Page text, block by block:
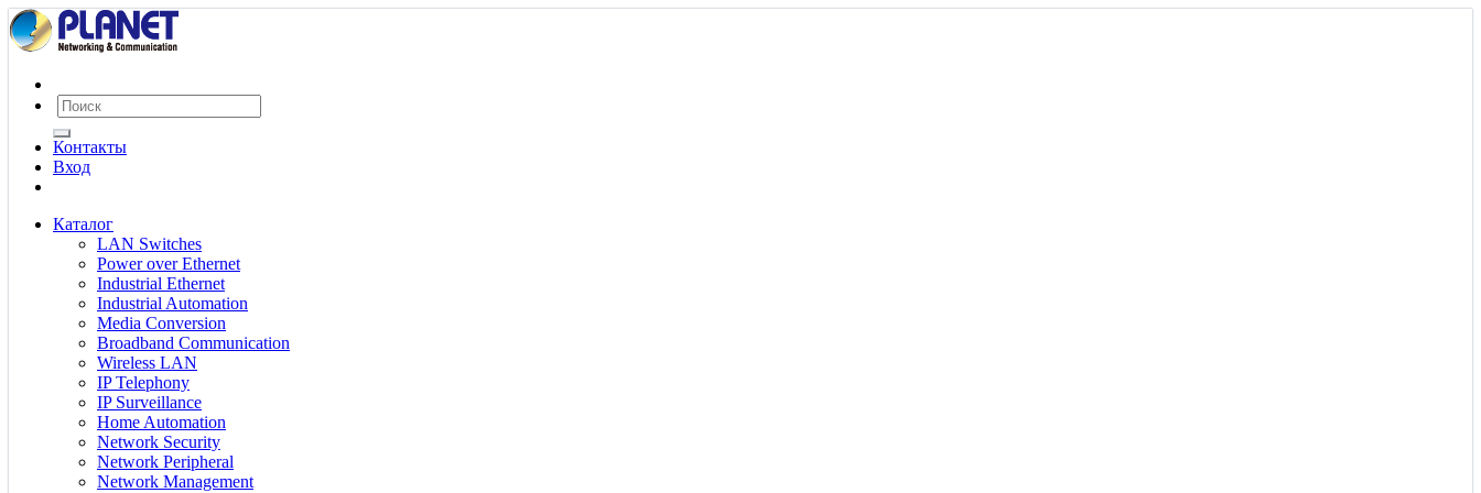
Контакты
Вход
Каталог
LAN Switches
Power over Ethernet
Industrial Ethernet
Industrial Automation
Media Conversion
Broadband Communication
Wireless LAN
IP Telephony
IP Surveillance
Home Automation
Network Security
Network Peripheral
Network Management